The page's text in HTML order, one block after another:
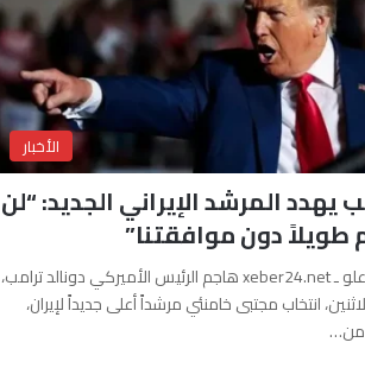
الأخبار
يهدد المرشد الإيراني الجديد: “لن
طويلاً دون موافقتنا”
آفرين علو ـ xeber24.net هاجم الرئيس الأميركي دونالد ترامب،
انتخاب مجتبى خامنئي مرشداً أعلى جديداً لإيران،
من…